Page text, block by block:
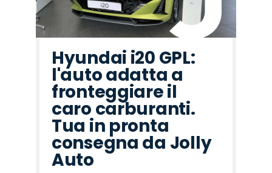
Hyundai i20 GPL:
l'auto adatta a
fronteggiare il
caro carburanti.
Tua in pronta
consegna da Jolly
Auto